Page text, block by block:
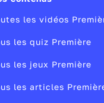
les vidéos
les quiz Première
les jeux Première
les articles